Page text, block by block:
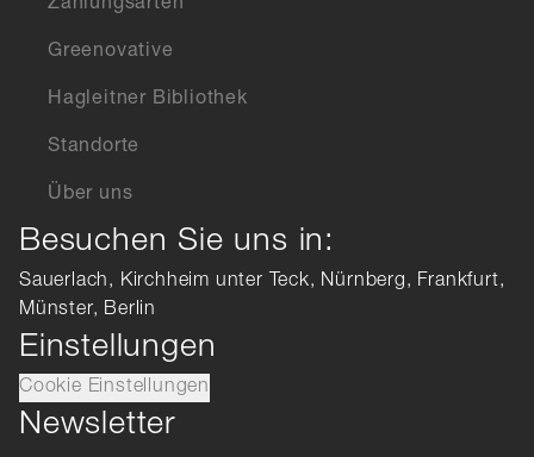
Zahlungsarten
Greenovative
Hagleitner Bibliothek
Standorte
Über uns
Besuchen Sie uns in:
Sauerlach, Kirchheim unter Teck, Nürnberg, Frankfurt,
Münster, Berlin
Einstellungen
Cookie Einstellungen
Newsletter